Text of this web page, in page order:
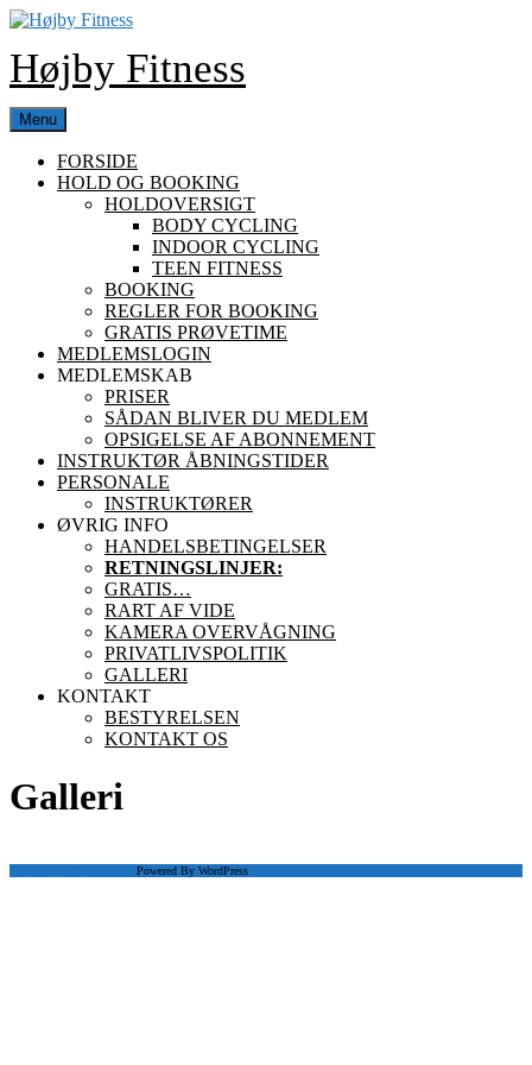
Skip
content
Højby Fitness
Menu
FORSIDE
HOLD OG BOOKING
HOLDOVERSIGT
BODY CYCLING
INDOOR CYCLING
TEEN FITNESS
BOOKING
REGLER FOR BOOKING
GRATIS PRØVETIME
MEDLEMSLOGIN
MEDLEMSKAB
PRISER
SÅDAN BLIVER DU MEDLEM
OPSIGELSE AF ABONNEMENT
INSTRUKTØR ÅBNINGSTIDER
PERSONALE
INSTRUKTØRER
ØVRIG INFO
HANDELSBETINGELSER
RETNINGSLINJER:
GRATIS…
RART AF VIDE
KAMERA OVERVÅGNING
PRIVATLIVSPOLITIK
GALLERI
KONTAKT
BESTYRELSEN
KONTAKT OS
Galleri
Scroll
Powered By WordPress